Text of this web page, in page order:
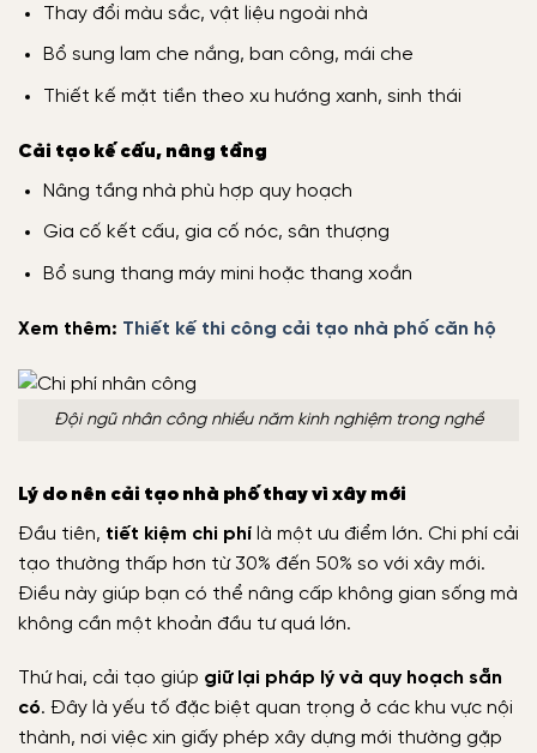
Thay đổi màu sắc, vật liệu ngoài nhà
Bổ sung lam che nắng, ban công, mái che
Thiết kế mặt tiền theo xu hướng xanh, sinh thái
Cải tạo kế cấu, nâng tầng
Nâng tầng nhà phù hợp quy hoạch
Gia cố kết cấu, gia cố nóc, sân thượng
Bổ sung thang máy mini hoặc thang xoắn
Xem thêm: Thiết kế thi công cải tạo nhà phố căn hộ
Đội ngũ nhân công nhiều năm kinh nghiệm trong nghề
Lý do nên cải tạo nhà phố thay vì xây mới
Đầu tiên, tiết kiệm chi phí là một ưu điểm lớn. Chi phí cải
tạo thường thấp hơn từ 30% đến 50% so với xây mới.
Điều này giúp bạn có thể nâng cấp không gian sống mà
không cần một khoản đầu tư quá lớn.
Thứ hai, cải tạo giúp giữ lại pháp lý và quy hoạch sẵn
có. Đây là yếu tố đặc biệt quan trọng ở các khu vực nội
thành, nơi việc xin giấy phép xây dựng mới thường gặp